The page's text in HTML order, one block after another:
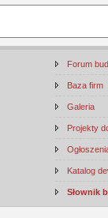
Forum
Baza firm
Galeria
Projekty
Katalog
Słownik